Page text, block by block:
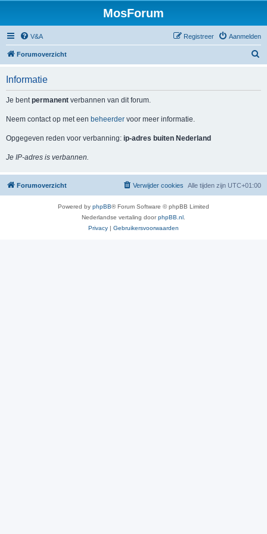
MosForum
V&A Aanmelden
Registreer
Forumoverzicht
Informatie
Je bentpermanent verbannen van dit forum.
Neem contact op met een beheerder voor meer informatie.
Opgegeven reden voor verbanning: ip-adres buiten Nederland
Je IP-adres is verbannen.
Forumoverzicht Alle tijden zijn UTC+01:00
Verwijder cookies
Powered by phpBB® Forum Software © phpBB Limited
Nederlandse vertaling doorphpBB.nl
Privacy | Gebruikersvoorwaarden